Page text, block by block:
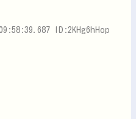
ID:2KHg6hHop